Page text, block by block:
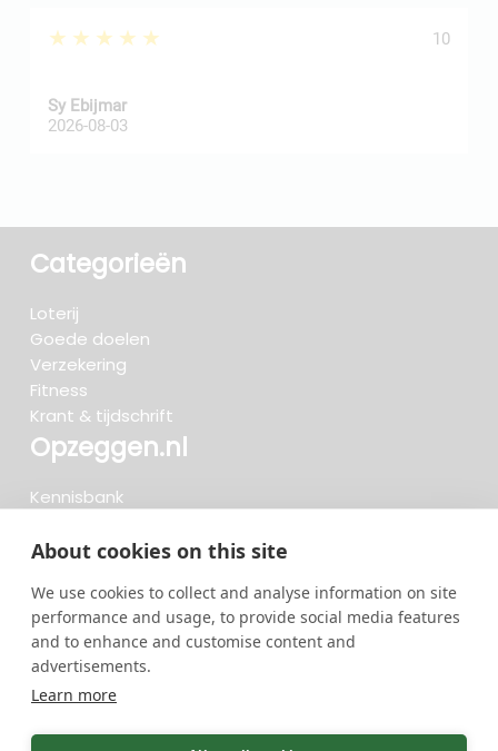
About cookies on this site
We use cookies to collect and analyse information on site
performance and usage, to provide social media features
and to enhance and customise content and
advertisements.
Learn more
★★★★★ 10
Sy Ebijmar
2026-08-03
Categorieën
Loterij
Goede doelen
Verzekering
Fitness
Krant & tijdschrift
Opzeggen.nl
Kennisbank
Beoordelingen
Meteen opzeggen
734 opzeggingen afgelopen 30 dagen - 3.666.127